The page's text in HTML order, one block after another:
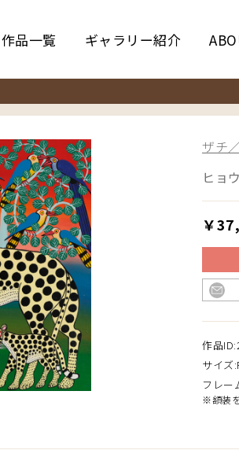
作品一覧 ギャラリー紹介
ザチ
ヒョ
￥
作品
サイズ
フレー
※額装